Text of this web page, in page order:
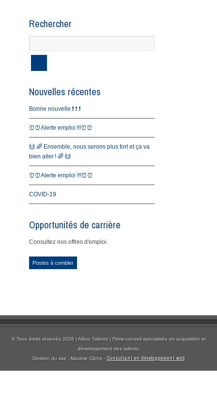
Rechercher
Nouvelles récentes
Bonne nouvelle ❗️ ❗️ ❗️
⏰⏰Alerte emploi !!!⏰⏰
🙌 🌈 Ensemble, nous serons plus fort et ça va
bien aller ! 🌈 🙌
⏰⏰Alerte emploi !!!⏰⏰
COVID-19
Opportunités de carrière
Consultez nos offres d'emploi.
Postes à combler
© Tous droits réservés 2026 | Alévo Talents | Firme-conseil spécialisée en acquisition et
développement des talents.
Gestion du site : Maxime Cliche -Consultant en développement web